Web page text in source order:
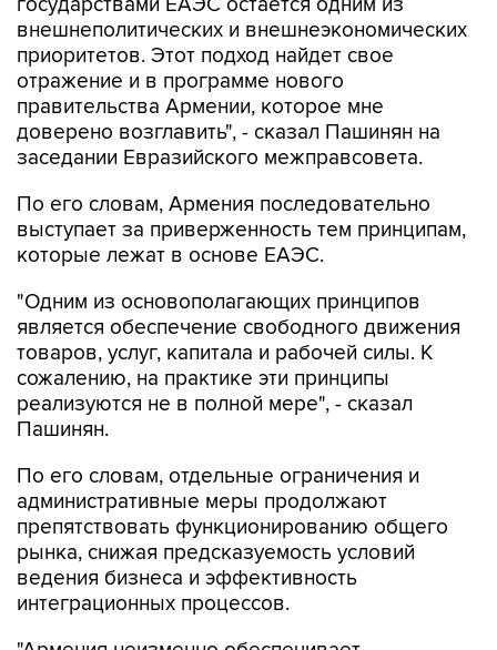
внешнеполитических и внешнеэкономических
приоритетов. Этот подход найдет свое
отражение и в программе нового
правительства Армении, которое мне
доверено возглавить", - сказал Пашинян на
заседании Евразийского межправсовета.
По его словам, Армения последовательно
выступает за приверженность тем принципам,
которые лежат в основе ЕАЭС.
"Одним из основополагающих принципов
является обеспечение свободного движения
товаров, услуг, капитала и рабочей силы. К
сожалению, на практике эти принципы
реализуются не в полной мере", - сказал
Пашинян.
По его словам, отдельные ограничения и
административные меры продолжают
препятствовать функционированию общего
рынка, снижая предсказуемость условий
ведения бизнеса и эффективность
интеграционных процессов.